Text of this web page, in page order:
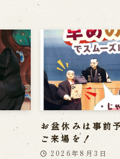
お盆休みは事前
ご来場を！
2026年8月3日